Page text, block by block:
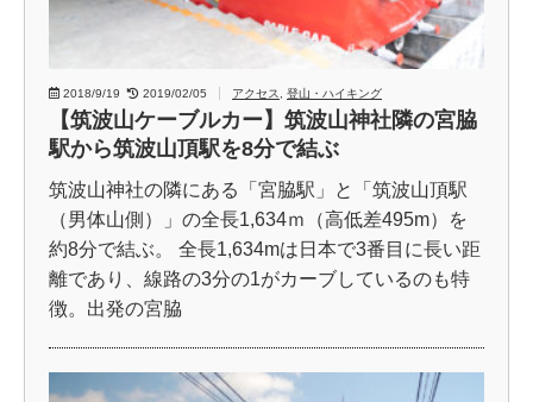
2018/9/19 2019/02/05 アクセス 登山・ハイキング
【筑波山ケーブルカー】筑波山神社隣の宮脇
駅から筑波山頂駅を8分で結ぶ
筑波山神社の隣にある「宮脇駅」と「筑波山頂駅
（男体山側）」の全長1,634ｍ（高低差495m）を
約8分で結ぶ。 全長1,634mは日本で3番目に長い距
離であり、線路の3分の1がカーブしているのも特
徴。出発の宮脇